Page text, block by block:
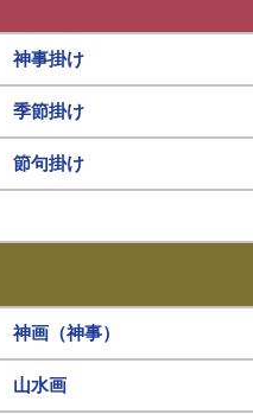
神事掛け
季節掛け
節句掛け
神画（神事）
山水画